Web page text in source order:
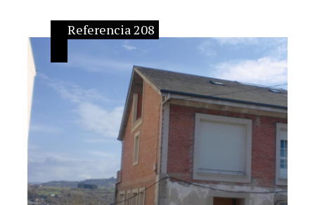
Referencia 208